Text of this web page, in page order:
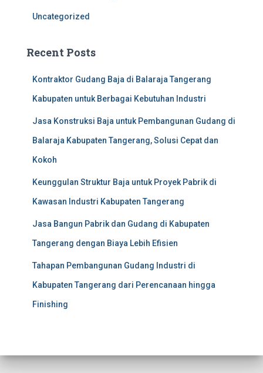
Uncategorized
Recent Posts
Kontraktor Gudang Baja di Balaraja Tangerang
Kabupaten untuk Berbagai Kebutuhan Industri
Jasa Konstruksi Baja untuk Pembangunan Gudang di
Balaraja Kabupaten Tangerang, Solusi Cepat dan
Kokoh
Keunggulan Struktur Baja untuk Proyek Pabrik di
Kawasan Industri Kabupaten Tangerang
Jasa Bangun Pabrik dan Gudang di Kabupaten
Tangerang dengan Biaya Lebih Efisien
Tahapan Pembangunan Gudang Industri di
Kabupaten Tangerang dari Perencanaan hingga
Finishing